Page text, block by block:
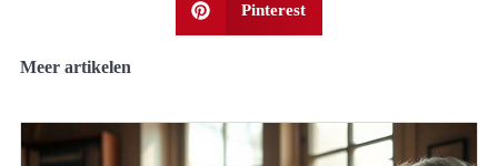
Pinterest
Meer artikelen